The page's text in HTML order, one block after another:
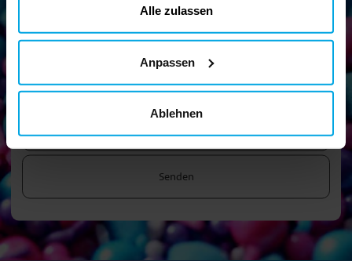
Alle zulassen
Anpassen
Ablehnen
Newsletter!
tolle Tipps und Angebote
Senden